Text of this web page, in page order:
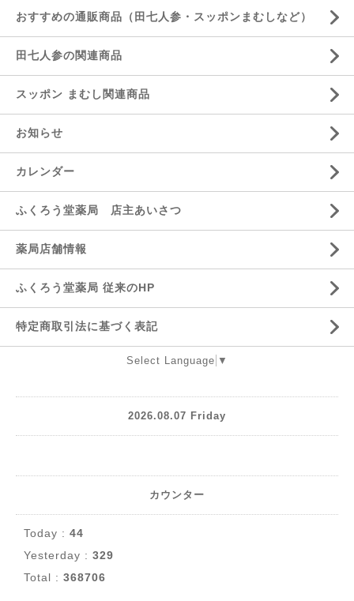
おすすめの通販商品（田七人参・スッポンまむしなど）
田七人参の関連商品
スッポン まむし関連商品
お知らせ
カレンダー
ふくろう堂薬局 店主あいさつ
薬局店舗情報
ふくろう堂薬局 従来のHP
特定商取引法に基づく表記
Select Language ▼
2026.08.07 Friday
カウンター
Today : 44
Yesterday : 329
Total : 368706